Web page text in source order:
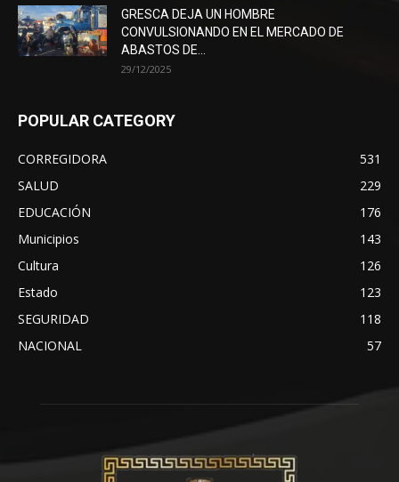
GRESCA DEJA UN HOMBRE
CONVULSIONANDO EN EL MERCADO DE
ABASTOS DE...
29/12/2025
POPULAR CATEGORY
CORREGIDORA
531
SALUD
229
EDUCACIÓN
176
Municipios
143
Cultura
126
Estado
123
SEGURIDAD
118
NACIONAL
57